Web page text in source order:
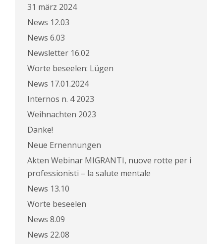
31 märz 2024
News 12.03
News 6.03
Newsletter 16.02
Worte beseelen: Lügen
News 17.01.2024
Internos n. 4 2023
Weihnachten 2023
Danke!
Neue Ernennungen
Akten Webinar MIGRANTI, nuove rotte per i
professionisti – la salute mentale
News 13.10
Worte beseelen
News 8.09
News 22.08